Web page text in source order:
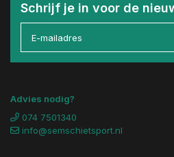
Schrijf je in voor de
Advies nodig?
074 7501340
info@semschietsport.nl